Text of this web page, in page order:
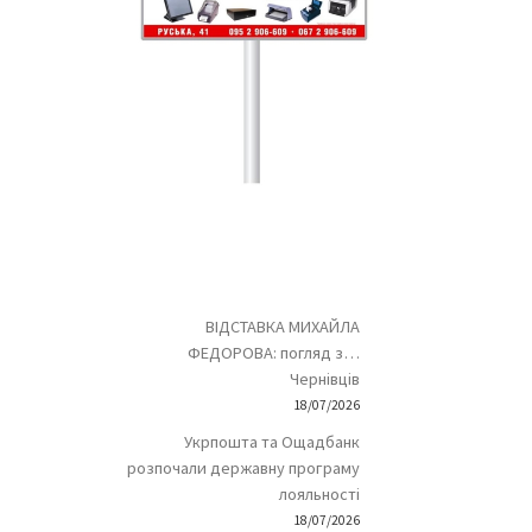
ВІДСТАВКА МИХАЙЛА
ФЕДОРОВА: погляд з…
Чернівців
18/07/2026
Укрпошта та Ощадбанк
розпочали державну програму
лояльності
18/07/2026